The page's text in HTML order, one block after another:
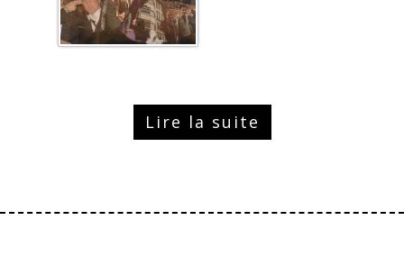
Lire la suite